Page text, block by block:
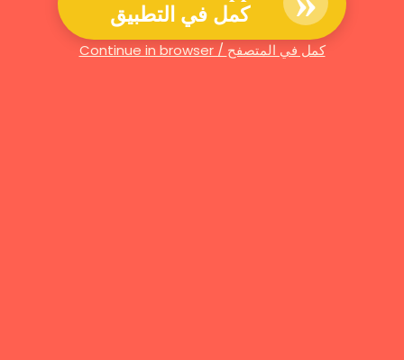
كمل في التطبيق
Continue in browser / كمل في المتصفح